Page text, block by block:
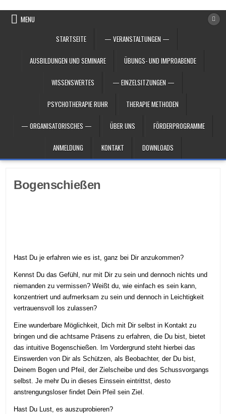
MENU
STARTSEITE
— VERANSTALTUNGEN —
AUSBILDUNGEN UND SEMINARE ÜBUNGS- UND IMPROABENDE
WISSENSWERTES — EINZELSITZUNGEN —
PSYCHOTHERAPIE RUHR THERAPIE METHODEN
— ORGANISATORISCHES — ÜBER UNS FÖRDERPROGRAMME
ANMELDUNG KONTAKT DOWNLOADS
Bogenschießen
Hast Du je erfahren wie es ist, ganz bei Dir anzukommen?
Kennst Du das Gefühl, nur mit Dir zu sein und dennoch nichts und
niemanden zu vermissen? Weißt du, wie einfach es sein kann,
konzentriert und aufmerksam zu sein und dennoch in Leichtigkeit
vertrauensvoll los zulassen?
Eine wunderbare Möglichkeit, Dich mit Dir selbst in Kontakt zu
bringen und die achtsame Präsens zu erfahren, die Du bist, bietet
das intuitive Bogenschießen. Im Vordergrund steht hierbei das
Einswerden von Dir als Schützen, als Beobachter, der Du bist,
Deinem Bogen und Pfeil, der Zielscheibe und des Schussvorgangs
selbst. Je mehr Du in dieses Einssein eintrittst, desto
anstrengungsloser findet Dein Pfeil sein Ziel.
Hast Du Lust, es auszuprobieren?